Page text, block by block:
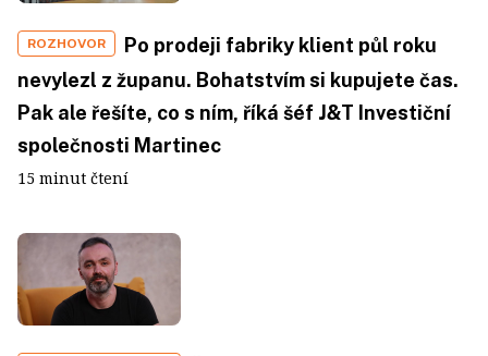
ROZHOVOR
Po prodeji fabriky klient půl roku
nevylezl z županu. Bohatstvím si kupujete čas.
Pak ale řešíte, co s ním, říká šéf J&T Investiční
společnosti Martinec
15 minut čtení